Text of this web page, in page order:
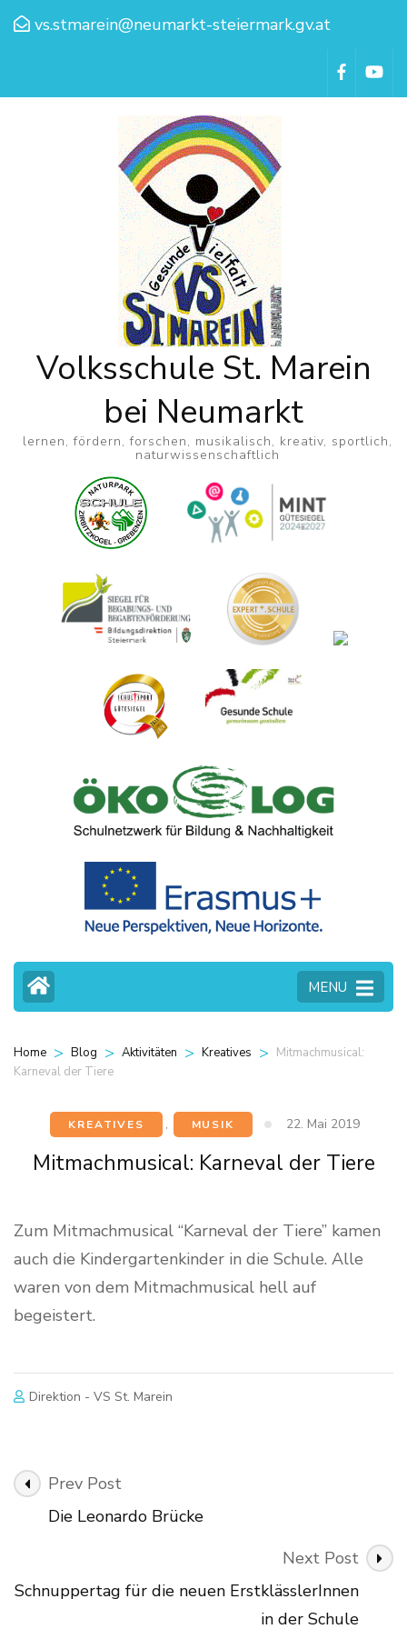
vs.stmarein@neumarkt-steiermark.gv.at
Volksschule St. Marein
bei Neumarkt
lernen, fördern, forschen, musikalisch, kreativ, sportlich,
naturwissenschaftlich
MENU
Home > Blog > Aktivitäten > Kreatives > Mitmachmusical:
Karneval der Tiere
KREATIVES , MUSIK 22. Mai 2019
Mitmachmusical: Karneval der Tiere
Zum Mitmachmusical “Karneval der Tiere” kamen
auch die Kindergartenkinder in die Schule. Alle
waren von dem Mitmachmusical hell auf
begeistert.
Direktion - VS St. Marein
Post
Navigation
Prev Post
Die Leonardo Brücke
Next Post
Schnuppertag für die neuen ErstklässlerInnen
in der Schule